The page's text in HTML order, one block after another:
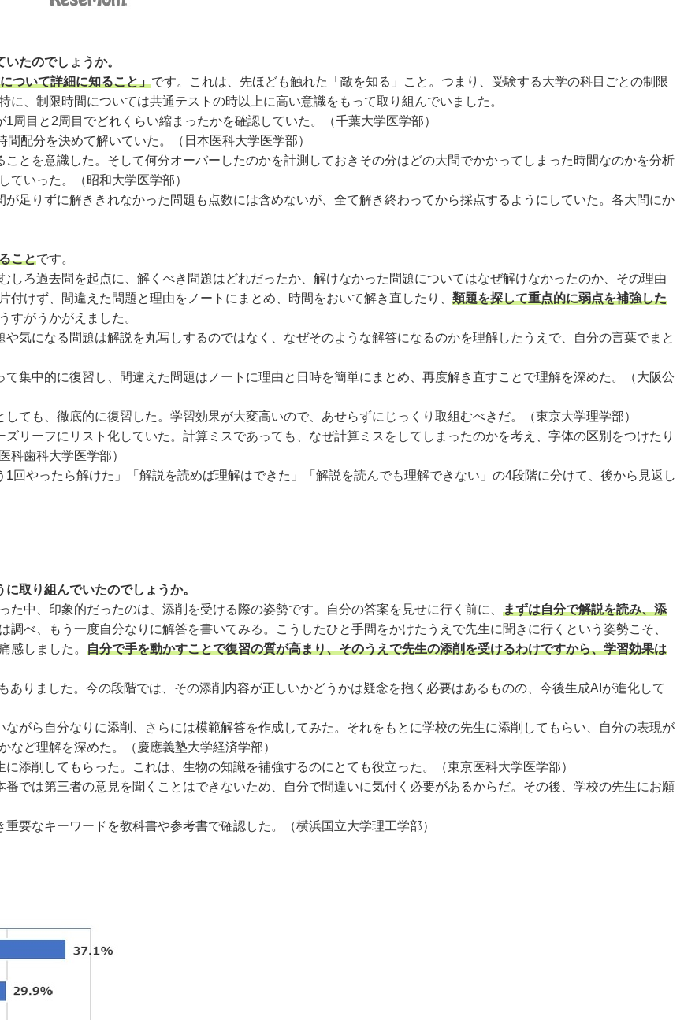
たのでしょうか。
ついて詳細に知ること」です。これは、先ほども触れた「敵を知る」こと。つまり、受験する大学の科目ごとの制限
、制限時間については共通テストの時以上に高い意識をもって取り組んでいました。
目と2周目でどれくらい縮まったかを確認していた。（千葉大学医学部）
配分を決めて解いていた。（日本医科大学医学部）
とを意識した。そして何分オーバーしたのかを計測しておきその分はどの大問でかかってしまった時間なのかを分析
ていった。（昭和大学医学部）
足りずに解ききれなかった問題も点数には含めないが、全て解き終わってから採点するようにしていた。各大問にか
ことです。
ろ過去問を起点に、解くべき問題はどれだったか、解けなかった問題についてはなぜ解けなかったのか、その理由
けず、間違えた問題と理由をノートにまとめ、時間をおいて解き直したり、 類題を探して重点的に弱点を補強した
すがうかがえました。
気になる問題は解説を丸写しするのではなく、なぜそのような解答になるのかを理解したうえで、自分の言葉でまと
集中的に復習し、間違えた問題はノートに理由と日時を簡単にまとめ、再度解き直すことで理解を深めた。（大阪公
ても、徹底的に復習した。学習効果が大変高いので、あせらずにじっくり取組むべきだ。（東京大学理学部）
リーフにリスト化していた。計算ミスであっても、なぜ計算ミスをしてしまったのかを考え、字体の区別をつけたり
科歯科大学医学部）
回やったら解けた」「解説を読めば理解はできた」「解説を読んでも理解できない」の4段階に分けて、後から見返し
取り組んでいたのでしょうか。
中、印象的だったのは、添削を受ける際の姿勢です。自分の答案を見せに行く前に、 まずは自分で解説を読み、添
べ、もう一度自分なりに解答を書いてみる。こうしたひと手間をかけたうえで先生に聞きに行くという姿勢こそ、
感しました。 自分で手を動かすことで復習の質が高まり、そのうえで先生の添削を受けるわけですから、学習効果は
りました。今の段階では、その添削内容が正しいかどうかは疑念を抱く必要はあるものの、今後生成AIが進化して
がら自分なりに添削、さらには模範解答を作成してみた。それをもとに学校の先生に添削してもらい、自分の表現が
ど理解を深めた。（慶應義塾大学経済学部）
添削してもらった。これは、生物の知識を補強するのにとても役立った。（東京医科大学医学部）
では第三者の意見を聞くことはできないため、自分で間違いに気付く必要があるからだ。その後、学校の先生にお願
要なキーワードを教科書や参考書で確認した。（横浜国立大学理工学部）